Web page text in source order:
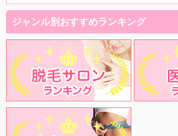
ジャンル別おすすめランキング